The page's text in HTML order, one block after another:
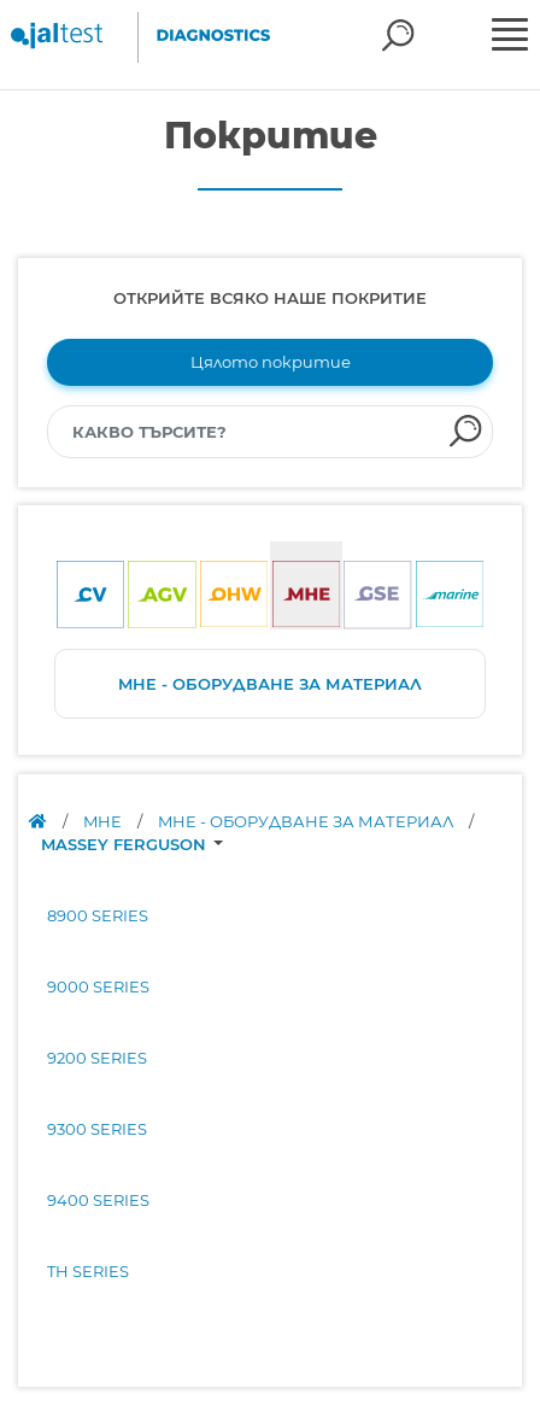
Покритие
ОТКРИЙТЕ ВСЯКО НАШЕ ПОКРИТИЕ
Цялото покритие
MHE - ОБОРУДВАНЕ ЗА МАТЕРИАЛ
/ MHE / MHE - ОБОРУДВАНЕ ЗА МАТЕРИАЛ
/
MASSEY FERGUSON
8900 SERIES
9000 SERIES
9200 SERIES
9300 SERIES
9400 SERIES
TH SERIES